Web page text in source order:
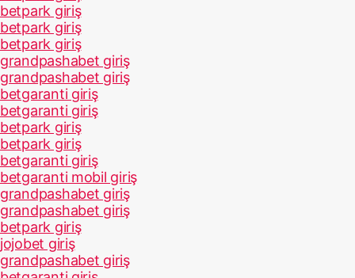
betpark giriş
betpark giriş
betpark giriş
grandpashabet giriş
grandpashabet giriş
betgaranti giriş
betgaranti giriş
betpark giriş
betpark giriş
betgaranti giriş
betgaranti mobil giriş
grandpashabet giriş
grandpashabet giriş
betpark giriş
jojobet giriş
grandpashabet giriş